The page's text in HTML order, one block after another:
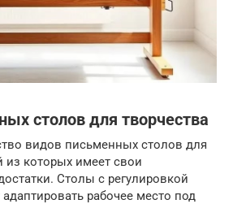
столов для творчества
видов письменных столов для
из которых имеет свои
Столы с регулировкой
рабочее место под